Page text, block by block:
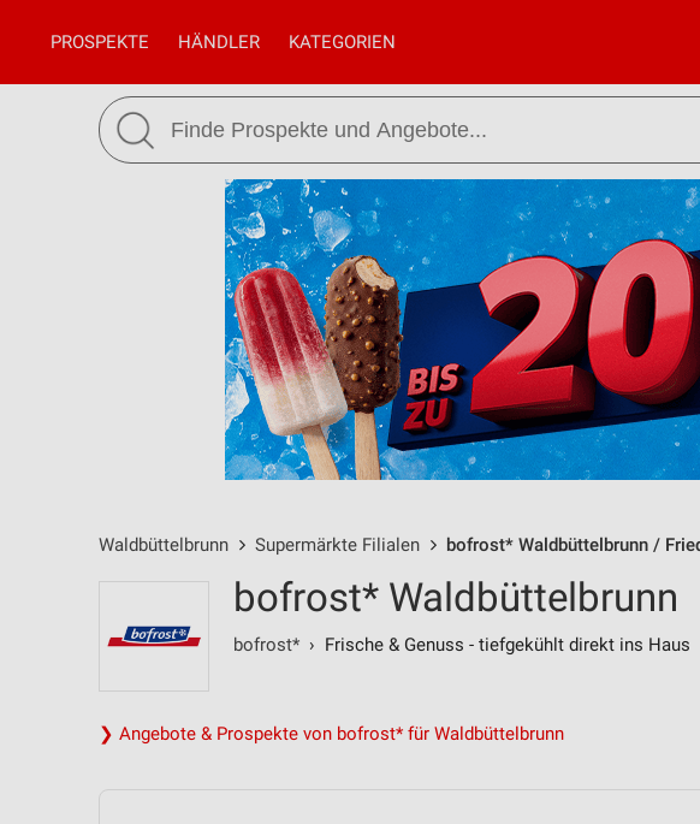
PROSPEKTE HÄNDLER KATEGORIEN
Waldbüttelbrunn Supermärkte Filialen bofrost* Waldbüttelbrunn /
bofrost* Waldbüttelbrunn
bofrost* › Frische & Genuss - tiefgekühlt direkt ins Haus
❯ Angebote & Prospekte von bofrost* für Waldbüttelbrunn